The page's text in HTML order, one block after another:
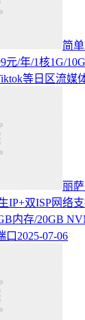
简
元/年/1核1G/
等日区流媒
丽
IP+双ISP网络
内存/20GB
口 2025-07-06